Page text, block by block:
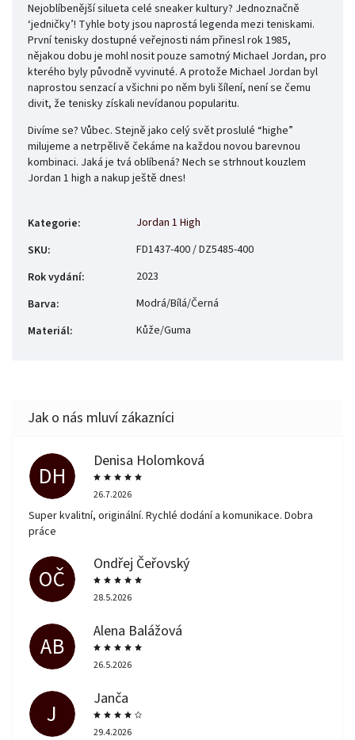
Nejoblíbenější silueta celé sneaker kultury? Jednoznačně
‘jedničky’! Tyhle boty jsou naprostá legenda mezi teniskami.
První tenisky dostupné veřejnosti nám přinesl rok 1985,
nějakou dobu je mohl nosit pouze samotný Michael Jordan, pro
kterého byly původně vyvinuté. A protože Michael Jordan byl
naprostou senzací a všichni po něm byli šílení, není se čemu
divit, že tenisky získali nevídanou popularitu.
Divíme se? Vůbec. Stejně jako celý svět proslulé “highe”
milujeme a netrpělivě čekáme na každou novou barevnou
kombinaci. Jaká je tvá oblíbená? Nech se strhnout kouzlem
Jordan 1 high a nakup ještě dnes!
Kategorie:
Jordan 1 High
SKU:
FD1437-400 / DZ5485-400
Rok vydání:
2023
Barva:
Modrá/Bílá/Černá
Materiál: Kůže/Guma
DH
Denisa Holomková
26.7.2026
Super kvalitní, originální. Rychlé dodání a komunikace. Dobra
práce
OČ
Ondřej Čeřovský
28.5.2026
AB
Alena Balážová
26.5.2026
J
Janča
29.4.2026